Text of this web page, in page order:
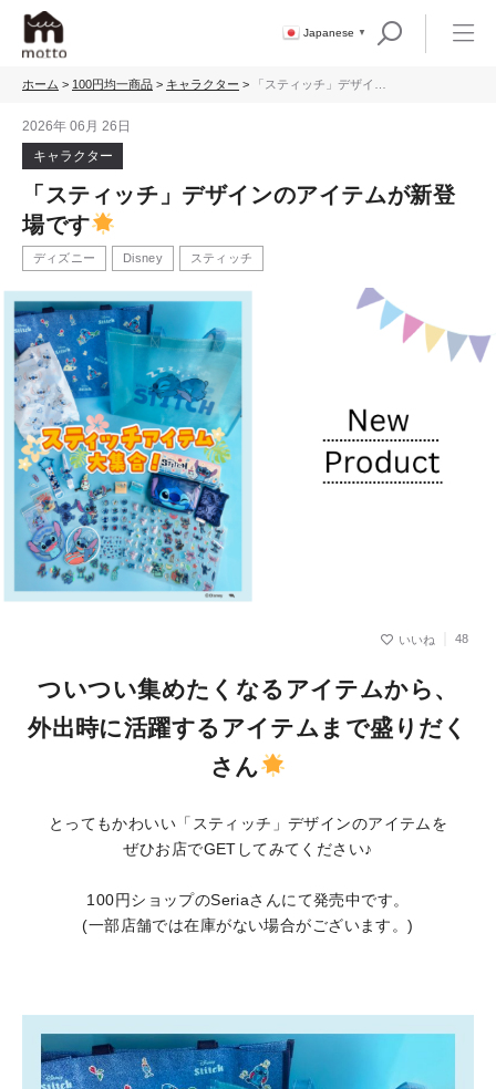
Japanese ▼
ホーム > 100円均一商品 > キャラクター >
「スティッチ」デザイン
2026年 06月 26日
キャラクター
「スティッチ」デザインのアイテムが新登
場です
ディズニー Disney スティッチ
48
ついつい集めたくなるアイテムから、
外出時に活躍するアイテムまで盛りだく
さん
とってもかわいい「スティッチ」デザインのアイテムを
ぜひお店でGETしてみてください♪
100円ショップのSeriaさんにて発売中です。
(一部店舗では在庫がない場合がございます。)